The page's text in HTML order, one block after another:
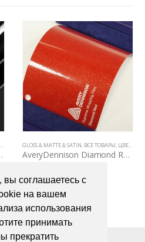
вы соглашаетесь с
на вашем
использования
принимать
прекратить
HXS5889B
GLOSS & MATTE & SATIN ВСЕ ТОВАРЫ ЦВЕТНЫЕ ВИНИЛОВЫЕ ПЛЕНКИ
AveryDennison Diamond Red (красный металлик)
В КОРЗИНУ